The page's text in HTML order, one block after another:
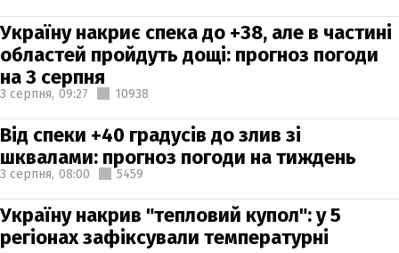
Україну накриє спека до +38, але в частині
областей пройдуть дощі: прогноз погоди
на 3 серпня
3 серпня, 09:27 10938
Від спеки +40 градусів до злив зі
шквалами: прогноз погоди на тиждень
3 серпня, 08:00 5459
Україну накрив "тепловий купол": у 5
регіонах зафіксували температурні